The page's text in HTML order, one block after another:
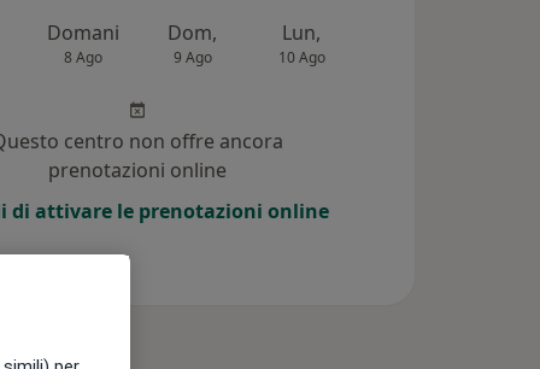
Domani
8 Ago
Dom,
9 Ago
Lun,
10 Ago
centro non offre ancora
prenotazioni online
di attivare le prenotazioni online